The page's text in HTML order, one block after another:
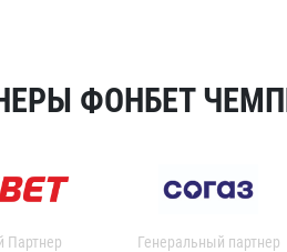
ФОНБЕТ
Партнер Генеральный партнер